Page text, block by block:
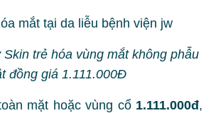
Skin trẻ hóa vùng mắt không phẫu
đồng giá 1.111.000Đ
mặt hoặc vùng cổ 1.111.000đ,